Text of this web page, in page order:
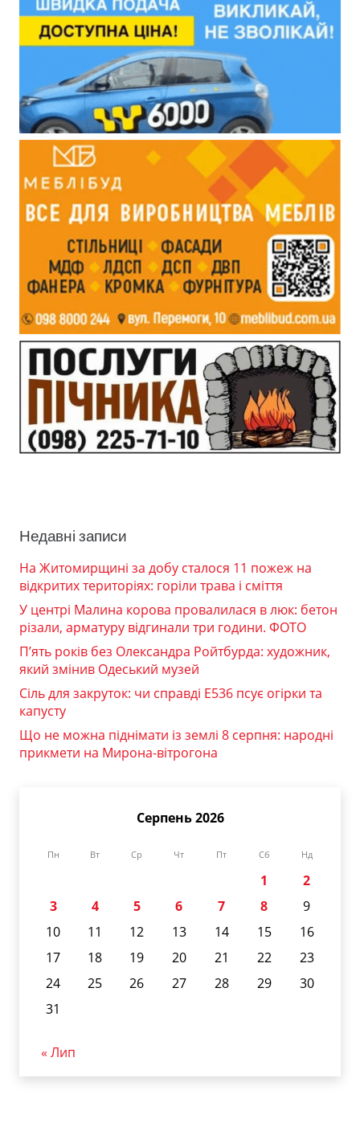
Недавні записи
На Житомирщині за добу сталося 11 пожеж на
відкритих територіях: горіли трава і сміття
У центрі Малина корова провалилася в люк: бетон
різали, арматуру відгинали три години. ФОТО
П’ять років без Олександра Ройтбурда: художник,
який змінив Одеський музей
Сіль для закруток: чи справді Е536 псує огірки та
капусту
Що не можна піднімати із землі 8 серпня: народні
прикмети на Мирона-вітрогона
Серпень 2026
Пн Вт Ср Чт Пт Сб Нд
1
2
3
4 5 6 7 8
9
10
11 12 13 14 15
16
17
18 19 20 21 22
23
24
25 26 27 28 29
30
31
« Лип